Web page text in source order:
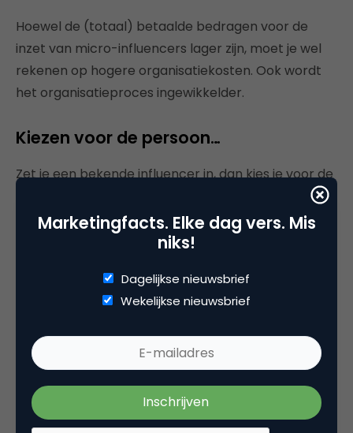
Hoewel de (totaal) betaalde bedragen voor de
inzet van micro-influencers lager zijn, moet je wel
rekenen op hogere organisatiekosten. Ook wordt
het organisatieproces ingewikkelder.
Kiezen voor de persoon…
Zet je een bekende influencer in, dan kies je voor de
persoon. Je laat het imago en het bereik van die
persoon afstralen op je product of merk. Dit is
interessant als bereik een belangrijk doel is. Ook
Een voorbeeld van een campagne die gericht is op
merkbekendheid, is onderstaande video die het
merk Brisk en de influencers van StukTV samen
maakten. De influencers brengen het merk subtiel
onder de aandacht.
Marketingfacts. Elke dag vers. Mis
niks!
Dagelijkse nieuwsbrief
Wekelijkse nieuwsbrief